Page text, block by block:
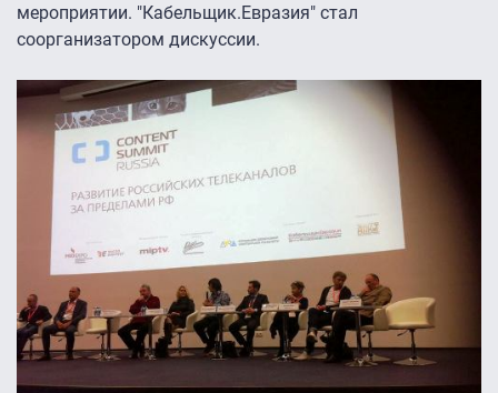
мероприятии. "Кабельщик.Евразия" стал
соорганизатором дискуссии.